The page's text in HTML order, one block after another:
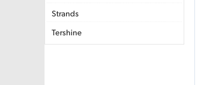
Strands
Tershine